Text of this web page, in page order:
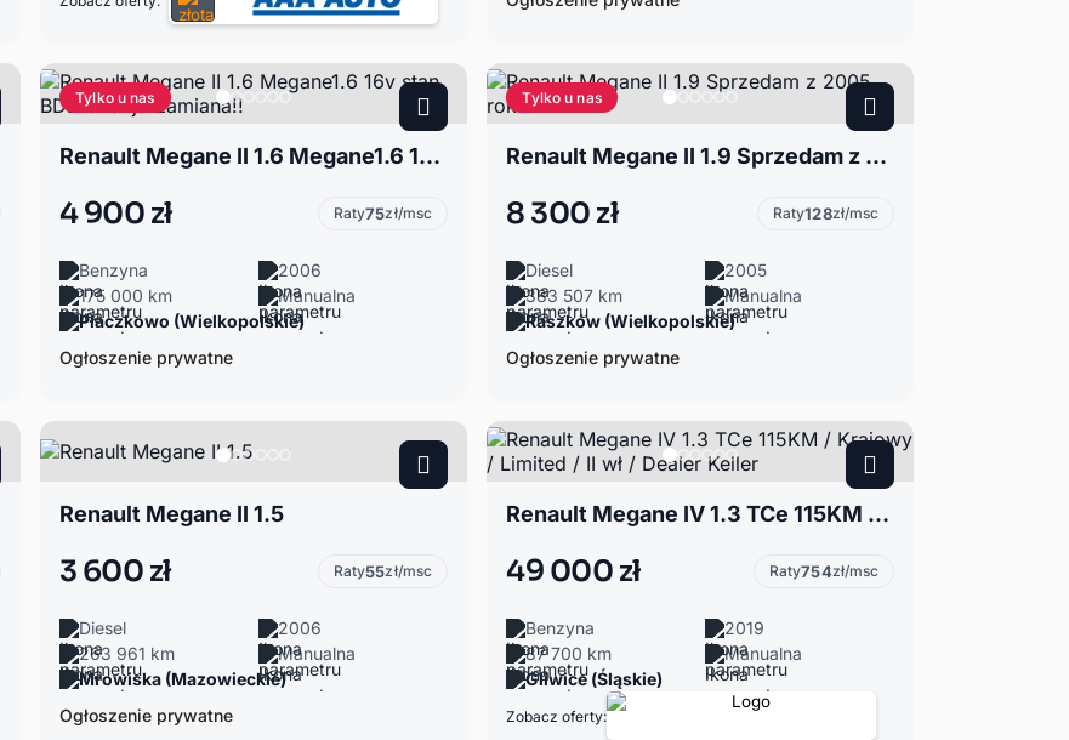
Tylko u nas
Renault Megane II 1.6 Megane1.6 16v stan BDB Okazja Zamiana!!
4 900 zł Raty75zł/msc
Benzyna
2006
175 000 km
Manualna
Płaczkowo (Wielkopolskie)
Ogłoszenie prywatne
Tylko u nas
Renault Megane II 1.9 Sprzedam z 2005 roku.
8 300 zł Raty128zł/msc
Diesel
2005
383 507 km
Manualna
Raszków (Wielkopolskie)
Ogłoszenie prywatne
Renault Megane II 1.5
3 600 zł Raty55zł/msc
Diesel
2006
263 961 km
Manualna
Mrowiska (Mazowieckie)
Ogłoszenie prywatne
Renault Megane IV 1.3 TCe 115KM / Krajowy / Limited / II wł / Dealer Keller
49 000 zł Raty754zł/msc
Benzyna
2019
87 700 km
Manualna
Gliwice (Śląskie)
Zobacz oferty: